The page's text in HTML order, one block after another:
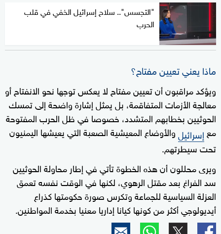
"التجسس".. سلاح إسرائيل الخفي في قلب
الحرب
ماذا يعني تعيين مفتاح؟
ويؤكد مراقبون أن تعيين مفتاح لا يعكس توجها نحو الانفتاح أو
معالجة الأزمات المتفاقمة، بل يمثل إشارة واضحة إلى تمسك
الحوثيين بخطابهم المتشدد، خصوصا في ظل الحرب المفتوحة
مع إسرائيلوالأوضاع المعيشية الصعبة التي يعيشها اليمنيون
تحت سيطرتهم.
ويرى محللون أن هذه الخطوة تأتي في إطار محاولة الحوثيين
سد الفراغ بعد مقتل الرهوي، لكنها في الوقت نفسه تعمق
العزلة السياسية للجماعة وتكرس صورة حكومتها كذراع
أيديولوجي أكثر من كونها كيانا إداريا معنيا بخدمة المواطنين.